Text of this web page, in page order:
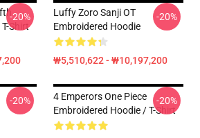
Shirt
-20%
Luffy Zoro Sanji OT
Embroidered Hoodie
₩5,510,622 - ₩10,197,200
-20%
-20%
4 Emperors One Piece
Embroidered Hoodie / T-Shirt
-20%